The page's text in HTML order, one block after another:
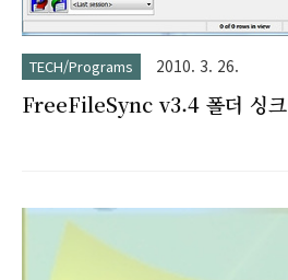
TECH/Programs 2010. 3. 26.
FreeFileSync v3.4 폴더 싱